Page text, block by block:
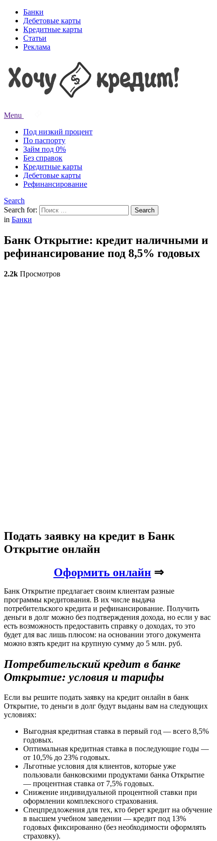
Банки
Дебетовые карты
Кредитные карты
Статьи
Реклама
Menu
Под низкий процент
По паспорту
Займ под 0%
Без справок
Кредитные карты
Дебетовые карты
Рефинансирование
Search
Search for:
Search
in Банки
Банк Открытие: кредит наличными и
рефинансирование под 8,5% годовых
2.2k Просмотров
Подать заявку на кредит в Банк
Открытие онлайн
Оформить онлайн⇒
Банк Открытие предлагает своим клиентам разные
программы кредитования. В их числе выдача
потребительского кредита и рефинансирование. Получить
деньги в долг можно без подтверждения дохода, но если у вас
есть возможность предоставить справку о доходах, то это
будет для вас лишь плюсом: на основании этого документа
можно взять кредит на крупную сумму до 5 млн. руб.
Потребительский кредит в банке
Открытие: условия и тарифы
Если вы решите подать заявку на кредит онлайн в банк
Открытие, то деньги в долг будут выданы вам на следующих
условиях:
Выгодная кредитная ставка в первый год — всего 8,5%
годовых.
Оптимальная кредитная ставка в последующие годы —
от 10,5% до 23% годовых.
Льготные условия для клиентов, которые уже
пользовали банковскими продуктами банка Открытие
— процентная ставка от 7,5% годовых.
Снижение индивидуальной процентной ставки при
оформлении комплексного страхования.
Спецпредложения для тех, кто берет кредит на обучение
в высшем учебном заведении — кредит под 13%
годовых фиксированно (без необходимости оформлять
страховку).